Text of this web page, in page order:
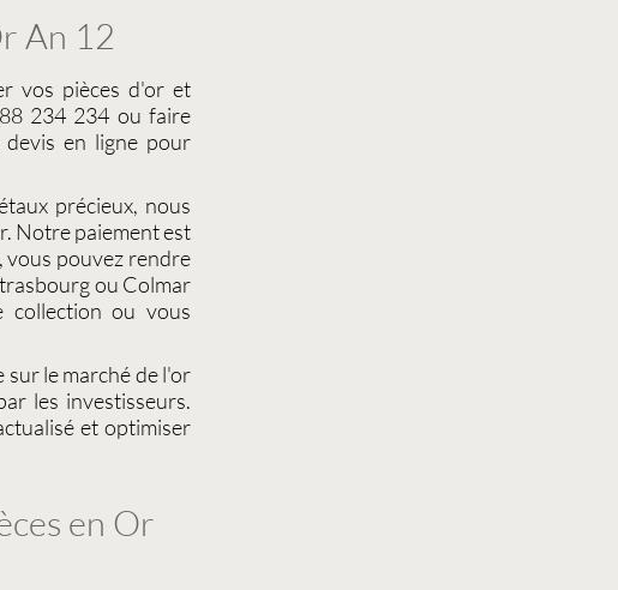
An 12
vos pièces d'or et
234 234 ou faire
en ligne pour
précieux, nous
. Notre paiement est
vous pouvez rendre
ou Colmar
collection ou vous
sur lemarché de l'or
les investisseurs.
et optimiser
en Or